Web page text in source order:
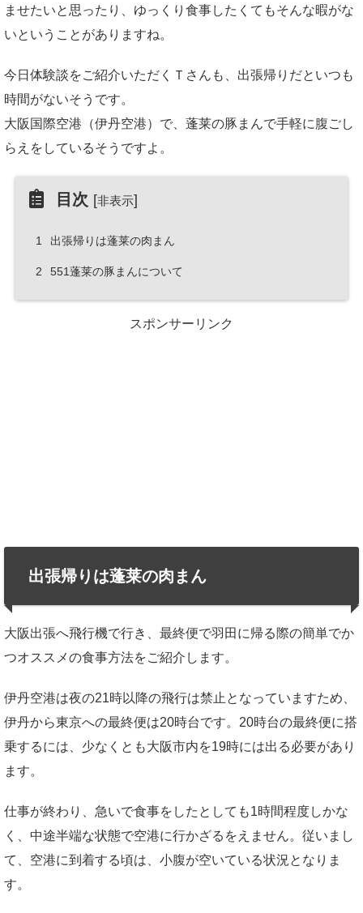
ませたいと思ったり、ゆっくり食事したくてもそんな暇がな
いということがありますね。
今日体験談をご紹介いただくＴさんも、出張帰りだといつも
時間がないそうです。
大阪国際空港（伊丹空港）で、蓬莱の豚まんで手軽に腹ごし
らえをしているそうですよ。
目次 [非表示]
1 出張帰りは蓬莱の肉まん
2 551蓬莱の豚まんについて
スポンサーリンク
出張帰りは蓬莱の肉まん
大阪出張へ飛行機で行き、最終便で羽田に帰る際の簡単でか
つオススメの食事方法をご紹介します。
伊丹空港は夜の21時以降の飛行は禁止となっていますため、
伊丹から東京への最終便は20時台です。20時台の最終便に搭
乗するには、少なくとも大阪市内を19時には出る必要があり
ます。
仕事が終わり、急いで食事をしたとしても1時間程度しかな
く、中途半端な状態で空港に行かざるをえません。従いまし
て、空港に到着する頃は、小腹が空いている状況となりま
す。